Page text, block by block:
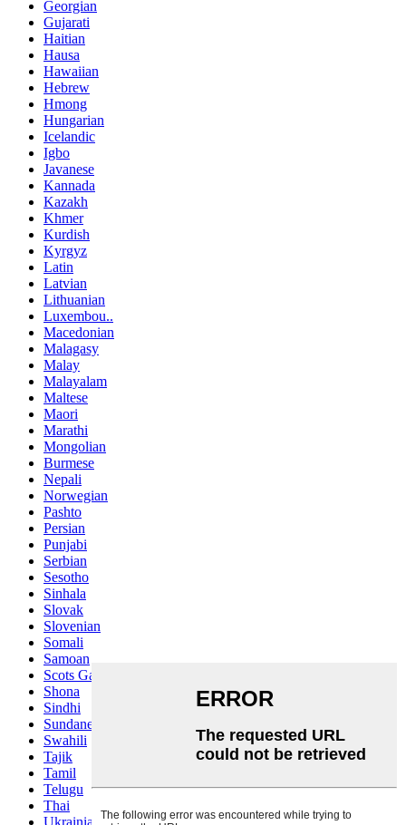
Georgian
Gujarati
Haitian
Hausa
Hawaiian
Hebrew
Hmong
Hungarian
Icelandic
Igbo
Javanese
Kannada
Kazakh
Khmer
Kurdish
Kyrgyz
Latin
Latvian
Lithuanian
Luxembou..
Macedonian
Malagasy
Malay
Malayalam
Maltese
Maori
Marathi
Mongolian
Burmese
Nepali
Norwegian
Pashto
Persian
Punjabi
Serbian
Sesotho
Sinhala
Slovak
Slovenian
Somali
Samoan
Scots Gaelic
Shona
Sindhi
Sundanese
Swahili
Tajik
Tamil
Telugu
Thai
Ukrainian